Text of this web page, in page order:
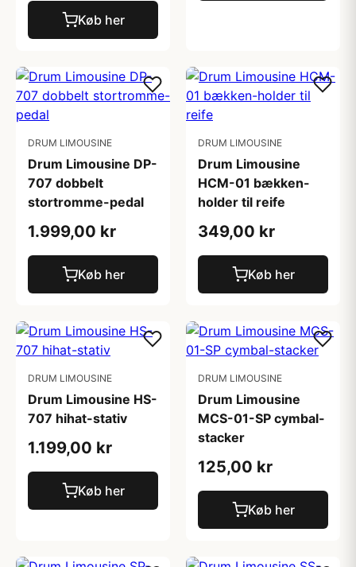
Køb her
DRUM LIMOUSINE
Drum Limousine DP-
707 dobbelt
stortromme-pedal
1.999,00 kr
Køb her
DRUM LIMOUSINE
Drum Limousine
HCM-01 bækken-
holder til reife
349,00 kr
Køb her
DRUM LIMOUSINE
Drum Limousine HS-
707 hihat-stativ
1.199,00 kr
Køb her
DRUM LIMOUSINE
Drum Limousine
MCS-01-SP cymbal-
stacker
125,00 kr
Køb her